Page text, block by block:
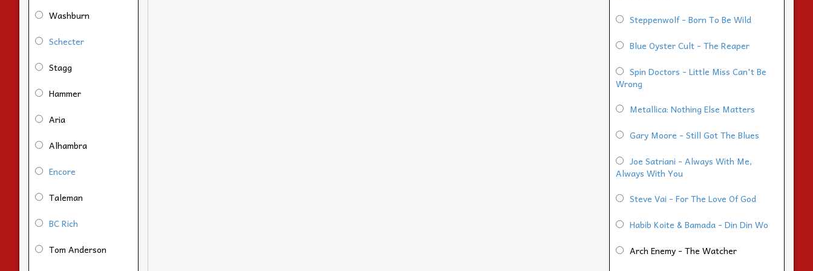
Washburn
Schecter
Stagg
Hammer
Aria
Alhambra
Encore
Taleman
BC Rich
Tom Anderson
Steppenwolf - Born To Be Wild
Blue Oyster Cult - The Reaper
Spin Doctors - Little Miss Can't Be
Wrong
Metallica: Nothing Else Matters
Gary Moore - Still Got The Blues
Joe Satriani - Always With Me,
Always With You
Steve Vai - For The Love Of God
Habib Koite & Bamada - Din Din Wo
Arch Enemy - The Watcher